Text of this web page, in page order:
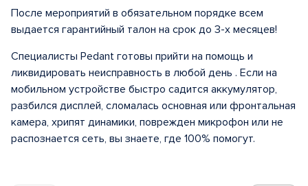
После мероприятий в обязательном порядке всем
выдается гарантийный талон на срок до 3-х месяцев!
Специалисты Pedant готовы прийти на помощь и
ликвидировать неисправность в любой день . Если на
мобильном устройстве быстро садится аккумулятор,
разбился дисплей, сломалась основная или фронтальная
камера, хрипят динамики, поврежден микрофон или не
распознается сеть, вы знаете, где 100% помогут.